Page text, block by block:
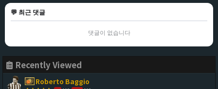
💬 최근 댓글
댓글이 없습니다
Recently Viewed
Roberto Baggio